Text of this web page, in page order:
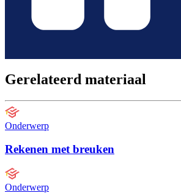
Gerelateerd materiaal
Onderwerp
Rekenen met breuken
Onderwerp